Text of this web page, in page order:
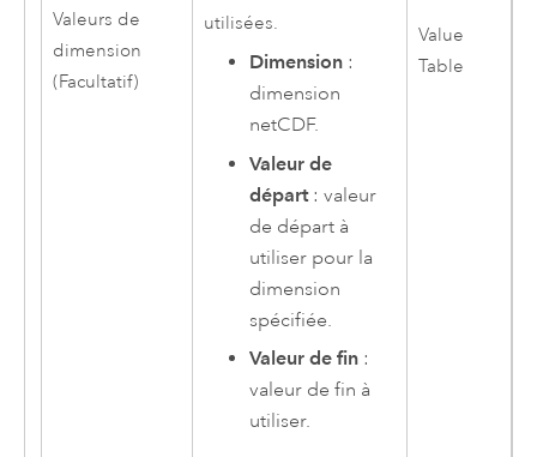
Valeurs de
dimension
(Facultatif)
utilisées.
Dimension :
dimension
netCDF.
Valeur de
départ: valeur
de départ à
utiliser pour la
dimension
spécifiée.
Valeur de fin :
valeur de fin à
utiliser.
Value
Table